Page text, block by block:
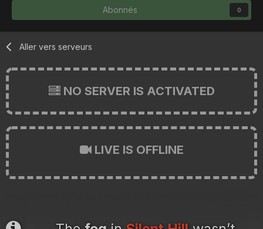
Abonnés 0
Aller vers serveurs
NO SERVER IS ACTIVATED
LIVE IS OFFLINE